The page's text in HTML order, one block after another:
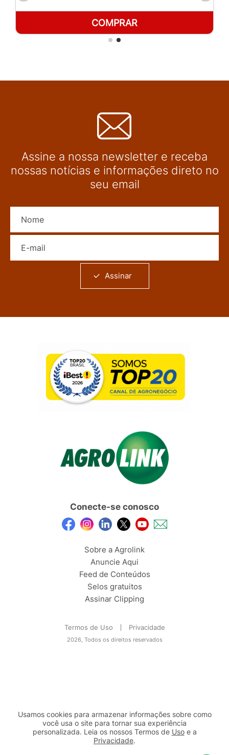
COMPRAR
Assine a nossa newsletter e receba
nossas notícias e informações direto no
seu email
Assinar
Conecte-se conosco
Sobre a Agrolink
Anuncie Aqui
Feed de Conteúdos
Selos gratuitos
Assinar Clipping
Termos de Uso Privacidade
2026, Todos os direitos reservados
Usamos cookies para armazenar informações sobre como
você usa o site para tornar sua experiência
personalizada. Leia os nossos Termos de Usoe a
Privacidade.